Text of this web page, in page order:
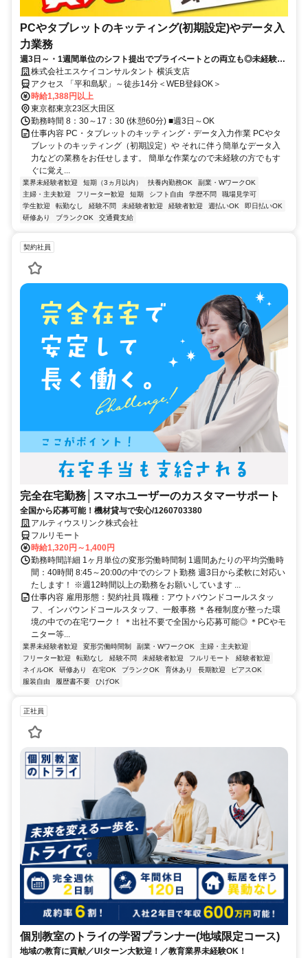
PCやタブレットのキッティング(初期設定)やデータ入
力業務
週3日～・1週間単位のシフト提出でプライベートとの両立も◎未経験歓
迎！扶養内、Wワーク歓迎！
株式会社エスケイコンサルタント 横浜支店
アクセス 「平和島駅」～徒歩14分＜WEB登録OK＞
時給1,388円以上
東京都東京23区大田区
勤務時間 8：30～17：30 (休憩60分) ■週3日～OK
仕事内容 PC・タブレットのキッティング・データ入力作業 PCやタ
ブレットのキッティング（初期設定）や それに伴う簡単なデータ入
力などの業務をお任せします。 簡単な作業なので未経験の方でもす
ぐに覚え...
業界未経験者歓迎 短期（3ヵ月以内） 扶養内勤務OK
副業・WワークOK
主婦・主夫歓迎
フリーター歓迎 短期 シフト自由 学歴不問
職場見学可
学生歓迎
転勤なし 経験不問 未経験者歓迎 経験者歓迎 週払いOK
即日払いOK
研修あり
ブランクOK 交通費支給
契約社員
完全在宅勤務│スマホユーザーのカスタマーサポート
全国から応募可能！機材貸与で安心/1260703380
アルティウスリンク株式会社
フルリモート
時給1,320円～1,400円
勤務時間詳細 1ヶ月単位の変形労働時間制 1週間あたりの平均労働時
間：40時間 8:45～20:00の中でのシフト勤務 週3日から柔軟に対応い
たします！ ※週12時間以上の勤務をお願いしています ...
仕事内容 雇用形態：契約社員 職種：アウトバウンドコールスタッ
フ、インバウンドコールスタッフ、一般事務 ＊各種制度が整った環
境の中での在宅ワーク！ ＊出社不要で全国から応募可能◎ ＊PCやモ
ニター等...
業界未経験者歓迎 変形労働時間制 副業・WワークOK
主婦・主夫歓迎
フリーター歓迎
転勤なし 経験不問 未経験者歓迎 フルリモート
経験者歓迎
ネイルOK
研修あり 在宅OK ブランクOK 育休あり 長期歓迎
ピアスOK
服装自由
履歴書不要 ひげOK
正社員
個別教室のトライの学習プランナー(地域限定コース)
地域の教育に貢献／UIターン大歓迎！／教育業界未経験OK！